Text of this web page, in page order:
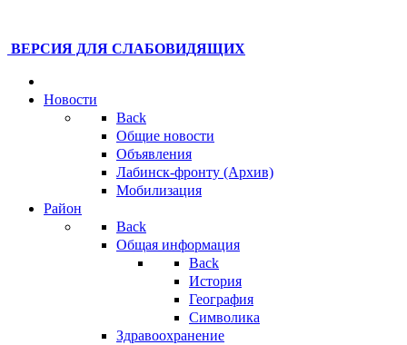
ВЕРСИЯ ДЛЯ СЛАБОВИДЯЩИХ
Новости
Back
Общие новости
Объявления
Лабинск-фронту (Архив)
Мобилизация
Район
Back
Общая информация
Back
История
География
Символика
Здравоохранение